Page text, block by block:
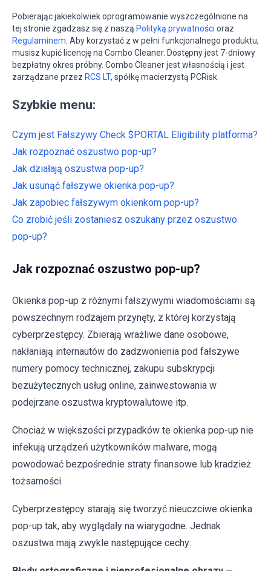
Pobierając jakiekolwiek oprogramowanie wyszczególnione na
tej stronie zgadzasz się z naszą Polityką prywatności oraz
Regulaminem . Aby korzystać z w pełni funkcjonalnego produktu,
musisz kupić licencję na Combo Cleaner. Dostępny jest 7-dniowy
bezpłatny okres próbny. Combo Cleaner jest własnością i jest
zarządzane przez RCS LT, spółkę macierzystą PCRisk.
Szybkie menu:
Czym jest Fałszywy Check $PORTAL Eligibility platforma?
Jak rozpoznać oszustwo pop-up?
Jak działają oszustwa pop-up?
Jak usunąć fałszywe okienka pop-up?
Jak zapobiec fałszywym okienkom pop-up?
Co zrobić jeśli zostaniesz oszukany przez oszustwo
pop-up?
Jak rozpoznać oszustwo pop-up?
Okienka pop-up z różnymi fałszywymi wiadomościami są
powszechnym rodzajem przynęty, z której korzystają
cyberprzestępcy. Zbierają wrażliwe dane osobowe,
nakłaniają internautów do zadzwonienia pod fałszywe
numery pomocy technicznej, zakupu subskrypcji
bezużytecznych usług online, zainwestowania w
podejrzane oszustwa kryptowalutowe itp.
Chociaż w większości przypadków te okienka pop-up nie
infekują urządzeń użytkowników malware, mogą
powodować bezpośrednie straty finansowe lub kradzież
tożsamości.
Cyberprzestępcy starają się tworzyć nieuczciwe okienka
pop-up tak, aby wyglądały na wiarygodne. Jednak
oszustwa mają zwykle następujące cechy: